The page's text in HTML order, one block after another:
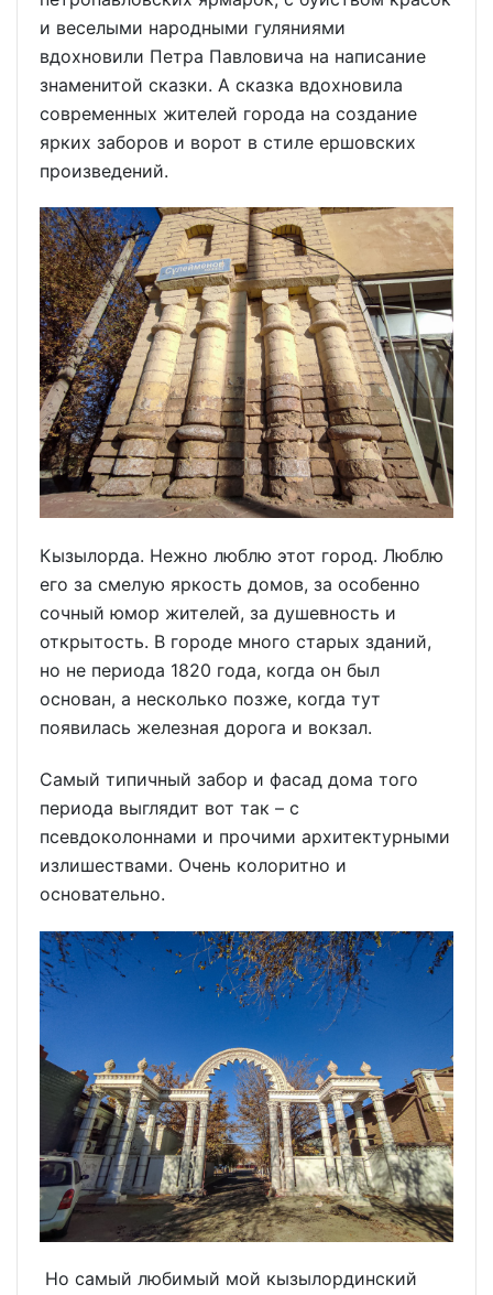
и веселыми народными гуляниями
вдохновили Петра Павловича на написание
знаменитой сказки. А сказка вдохновила
современных жителей города на создание
ярких заборов и ворот в стиле ершовских
произведений.
Кызылорда. Нежно люблю этот город. Люблю
его за смелую яркость домов, за особенно
сочный юмор жителей, за душевность и
открытость. В городе много старых зданий,
но не периода 1820 года, когда он был
основан, а несколько позже, когда тут
появилась железная дорога и вокзал.
Самый типичный забор и фасад дома того
периода выглядит вот так – с
псевдоколоннами и прочими архитектурными
излишествами. Очень колоритно и
основательно.
Но самый любимый мой кызылординский